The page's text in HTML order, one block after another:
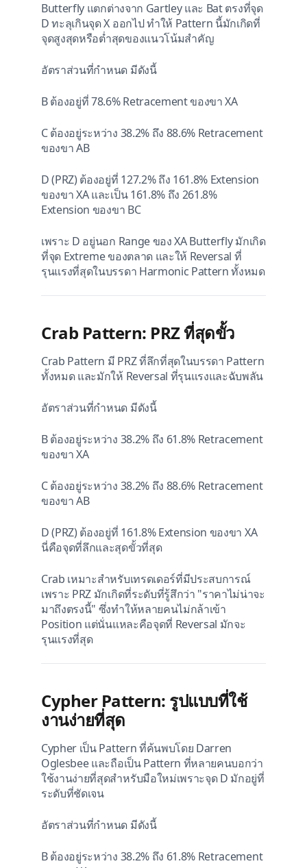
Butterfly แตกต่างจาก Gartley และ Bat ตรงที่จุด
D ทะลุเกินจุด X ออกไป ทำให้ Pattern นี้มักเกิดที่
จุดสูงสุดหรือต่ำสุดของแนวโน้มสำคัญ
อัตราส่วนที่กำหนด มีดังนี้
B ต้องอยู่ที่ 78.6% Retracement ของขา XA
C ต้องอยู่ระหว่าง 38.2% ถึง 88.6% Retracement
ของขา AB
D (PRZ) ต้องอยู่ที่ 127.2% ถึง 161.8% Extension
ของขา XA และเป็น 161.8% ถึง 261.8%
Extension ของขา BC
เพราะ D อยู่นอก Range ของ XA Butterfly มักเกิด
ที่จุด Extreme ของตลาด และให้ Reversal ที่
รุนแรงที่สุดในบรรดา Harmonic Pattern ทั้งหมด
Crab Pattern: PRZ ที่สุดขั้ว
Crab Pattern มี PRZ ที่ลึกที่สุดในบรรดา Pattern
ทั้งหมด และมักให้ Reversal ที่รุนแรงและฉับพลัน
อัตราส่วนที่กำหนด มีดังนี้
B ต้องอยู่ระหว่าง 38.2% ถึง 61.8% Retracement
ของขา XA
C ต้องอยู่ระหว่าง 38.2% ถึง 88.6% Retracement
ของขา AB
D (PRZ) ต้องอยู่ที่ 161.8% Extension ของขา XA
นี่คือจุดที่ลึกและสุดขั้วที่สุด
Crab เหมาะสำหรับเทรดเดอร์ที่มีประสบการณ์
เพราะ PRZ มักเกิดที่ระดับที่รู้สึกว่า "ราคาไม่น่าจะ
มาถึงตรงนี้" ซึ่งทำให้หลายคนไม่กล้าเข้า
Position แต่นั่นแหละคือจุดที่ Reversal มักจะ
รุนแรงที่สุด
Cypher Pattern: รูปแบบที่ใช้
งานง่ายที่สุด
Cypher เป็น Pattern ที่ค้นพบโดย Darren
Oglesbee และถือเป็น Pattern ที่หลายคนบอกว่า
ใช้งานง่ายที่สุดสำหรับมือใหม่เพราะจุด D มักอยู่ที่
ระดับที่ชัดเจน
อัตราส่วนที่กำหนด มีดังนี้
B ต้องอยู่ระหว่าง 38.2% ถึง 61.8% Retracement